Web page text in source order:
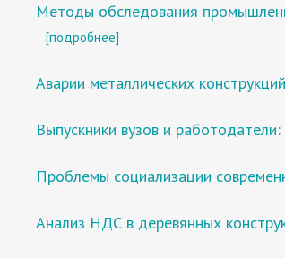
Методы обследования
[подробнее]
Аварии металлических
Выпускники вузов и
Проблемы социализации
Анализ НДС в деревянных